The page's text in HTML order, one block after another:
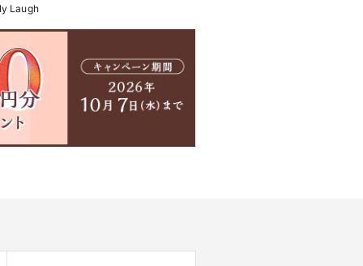
Laugh